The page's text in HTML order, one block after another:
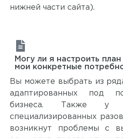
нижней части сайта).
Могу ли я настроить
мои конкретные
Вы можете выбрать из
адаптированных под
бизнеса. Также
специализированных
возникнут проблемы с